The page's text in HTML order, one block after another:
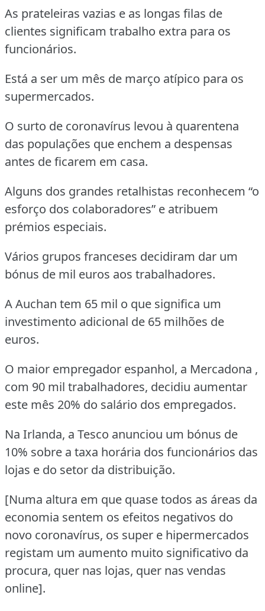
As prateleiras vazias e as longas filas de
clientes significam trabalho extra para os
funcionários.
Está a ser um mês de março atípico para os
supermercados.
O surto de coronavírus levou à quarentena
das populações que enchem a despensas
antes de ficarem em casa.
Alguns dos grandes retalhistas reconhecem “o
esforço dos colaboradores” e atribuem
prémios especiais.
Vários grupos franceses decidiram dar um
bónus de mil euros aos trabalhadores.
A Auchan tem 65 mil o que significa um
investimento adicional de 65 milhões de
euros.
O maior empregador espanhol, a Mercadona ,
com 90 mil trabalhadores, decidiu aumentar
este mês 20% do salário dos empregados.
Na Irlanda, a Tesco anunciou um bónus de
10% sobre a taxa horária dos funcionários das
lojas e do setor da distribuição.
[Numa altura em que quase todos as áreas da
economia sentem os efeitos negativos do
novo coronavírus, os super e hipermercados
registam um aumento muito significativo da
procura, quer nas lojas, quer nas vendas
online].